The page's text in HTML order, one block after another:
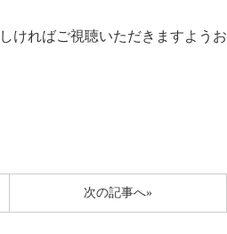
ければご視聴いただきますようお
次の記事へ»